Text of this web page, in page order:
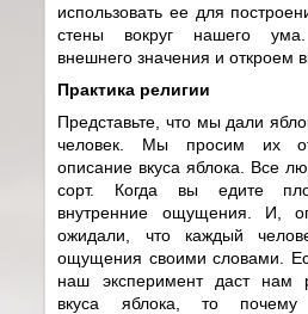
использовать ее для
стены вокруг нашего
внешнего значения и откроем
Практика религии
Представьте, что мы дали
человек. Мы просим их
описание вкуса яблока. Все
сорт. Когда вы едите
внутренние ощущения. И,
ожидали, что каждый
ощущения своими словами.
наш эксперимент даст нам
вкуса яблока, то